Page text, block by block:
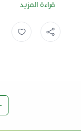
أو كإضافة شهية
المميزات:
عبوة 200 جم
قراءة المزيد
جبنة البقرات الثلاث كامل